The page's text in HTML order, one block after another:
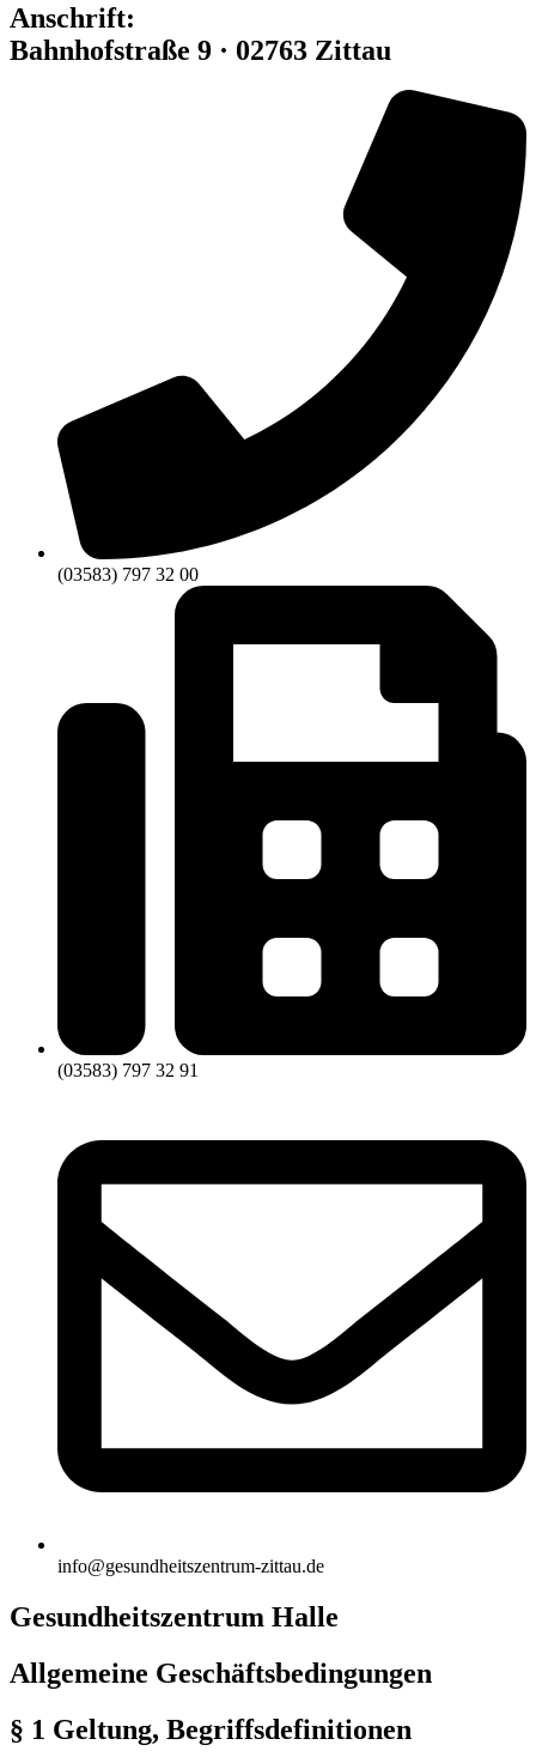
Anschrift:
Bahnhofstraße 9 · 02763 Zittau
(03583) 797 32 00
(03583) 797 32 91
info@gesundheitszentrum-zittau.de
Gesundheitszentrum Halle
Allgemeine Geschäftsbedingungen
§ 1 Geltung, Begriffsdefinitionen